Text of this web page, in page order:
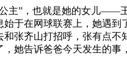
主”，也就是她的女儿——
于在网球联赛上，她遇
张齐山打招呼，张有点
她告诉爸爸今天发生的